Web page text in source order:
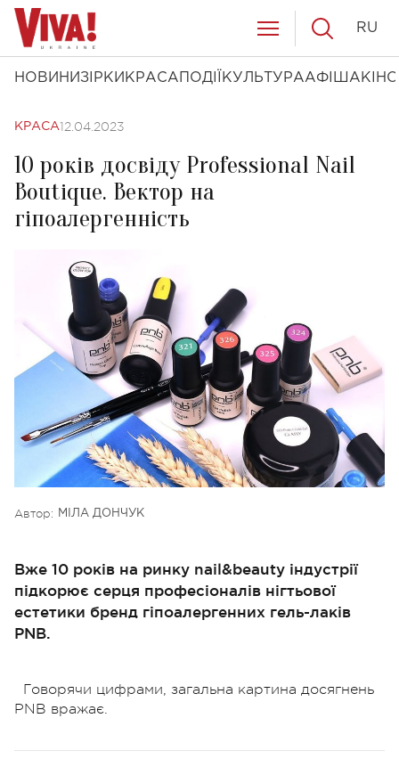
НОВИНИ ЗІРКИ КРАСА ПОДІЇ КУЛЬТУРААФІША КІНО
RU
КРАСА12.04.2023
10 років досвіду Professional Nail
Boutique. Вектор на
гіпоалергенність
Автор: МІЛА ДОНЧУК
Вже 10 років на ринку nail&beauty індустрії
підкорює серця професіоналів нігтьової
естетики бренд гіпоалергенних гель-лаків
PNB.
Говорячи цифрами, загальна картина досягнень
PNB вражає.